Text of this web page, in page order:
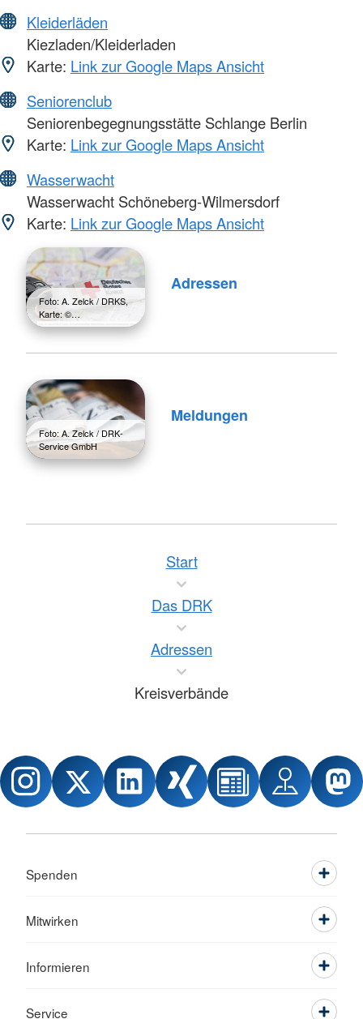
Kleiderläden
Kiezladen/Kleiderladen
Karte: Link zur Google Maps Ansicht
Seniorenclub
Seniorenbegegnungsstätte Schlange Berlin
Karte: Link zur Google Maps Ansicht
Wasserwacht
Wasserwacht Schöneberg-Wilmersdorf
Karte: Link zur Google Maps Ansicht
Foto: A. Zelck / DRKS,
Karte: ©…
Adressen
Foto: A. Zelck / DRK-
Service GmbH
Meldungen
Start
Das DRK
Adressen
Kreisverbände
Spenden
Mitwirken
Informieren
Service